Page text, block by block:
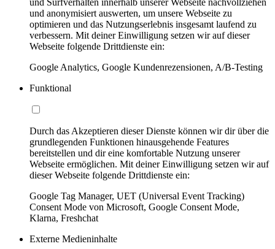
und anonymisiert auswerten, um unsere Webseite zu
optimieren und das Nutzungserlebnis insgesamt laufend zu
verbessern. Mit deiner Einwilligung setzen wir auf dieser
Webseite folgende Drittdienste ein:
Google Analytics, Google Kundenrezensionen, A/B-Testing
Funktional
Durch das Akzeptieren dieser Dienste können wir dir über die
grundlegenden Funktionen hinausgehende Features
bereitstellen und dir eine komfortable Nutzung unserer
Webseite ermöglichen. Mit deiner Einwilligung setzen wir auf
dieser Webseite folgende Drittdienste ein:
Google Tag Manager, UET (Universal Event Tracking)
Consent Mode von Microsoft, Google Consent Mode,
Klarna, Freshchat
Externe Medieninhalte